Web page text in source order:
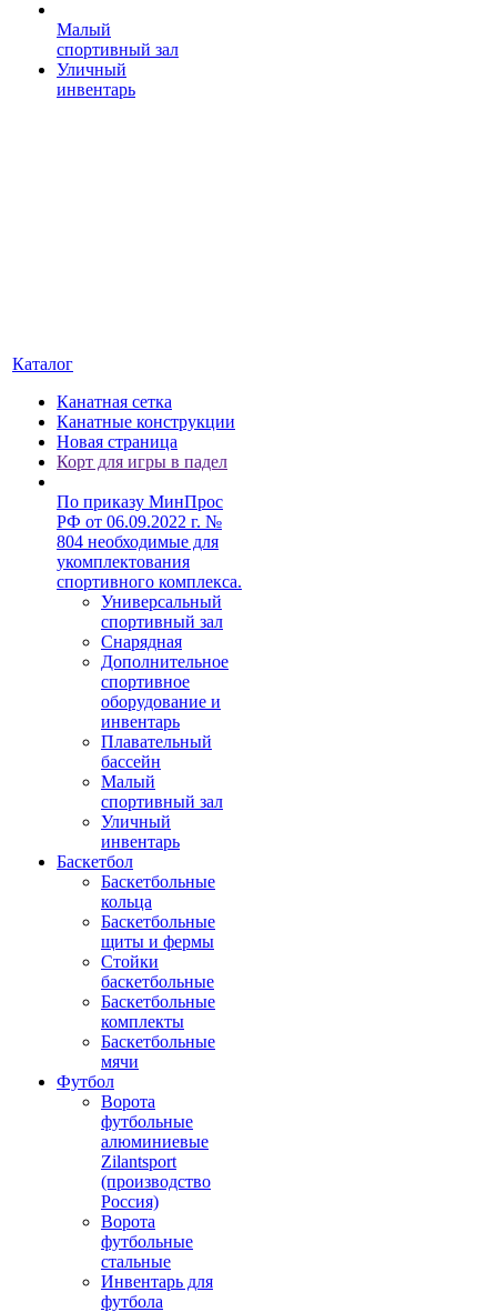
Малый
спортивный зал
Уличный
инвентарь
Каталог
Канатная сетка
Канатные конструкции
Новая страница
Корт для игры в падел
По приказу МинПрос
РФ от 06.09.2022 г. №
804 необходимые для
укомплектования
спортивного комплекса.
Универсальный
спортивный зал
Снарядная
Дополнительное
спортивное
оборудование и
инвентарь
Плавательный
бассейн
Малый
спортивный зал
Уличный
инвентарь
Баскетбол
Баскетбольные
кольца
Баскетбольные
щиты и фермы
Стойки
баскетбольные
Баскетбольные
комплекты
Баскетбольные
мячи
Футбол
Ворота
футбольные
алюминиевые
Zilantsport
(производство
Россия)
Ворота
футбольные
стальные
Инвентарь для
футбола